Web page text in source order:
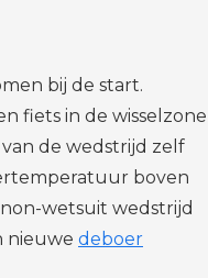
bij de start.
fiets in de wisselzone
de wedstrijd zelf
boven
wetsuit wedstrijd
nieuwe deboer